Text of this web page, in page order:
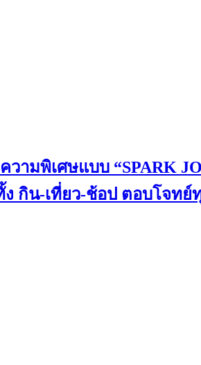
วามพิเศษแบบ “SPARK
กิน-เที่ยว-ช้อป ตอบโจท